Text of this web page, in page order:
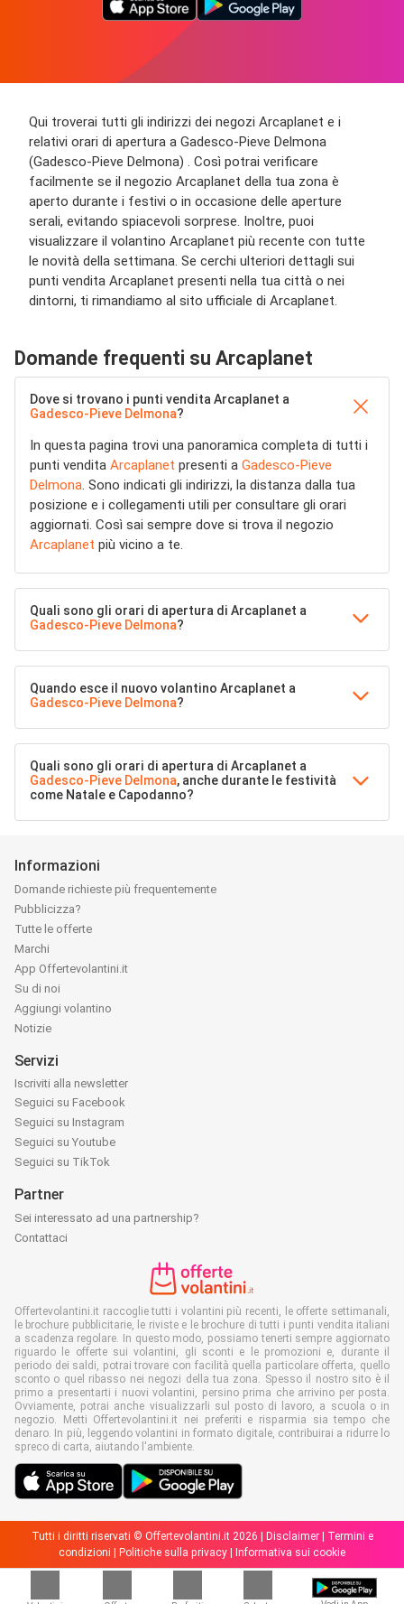
Qui troverai tutti gli indirizzi dei negozi Arcaplanet e i
relativi orari di apertura a Gadesco-Pieve Delmona
(Gadesco-Pieve Delmona) . Così potrai verificare
facilmente se il negozio Arcaplanet della tua zona è
aperto durante i festivi o in occasione delle aperture
serali, evitando spiacevoli sorprese. Inoltre, puoi
visualizzare il volantino Arcaplanet più recente con tutte
le novità della settimana. Se cerchi ulteriori dettagli sui
punti vendita Arcaplanet presenti nella tua città o nei
dintorni, ti rimandiamo al sito ufficiale di Arcaplanet.
Domande frequenti su Arcaplanet
Dove si trovano i punti vendita Arcaplanet a
Gadesco-Pieve Delmona?
In questa pagina trovi una panoramica completa di tutti i
punti vendita Arcaplanet presenti a Gadesco-Pieve
Delmona. Sono indicati gli indirizzi, la distanza dalla tua
posizione e i collegamenti utili per consultare gli orari
aggiornati. Così sai sempre dove si trova il negozio
Arcaplanet più vicino a te.
Quali sono gli orari di apertura di Arcaplanet a
Gadesco-Pieve Delmona?
Quando esce il nuovo volantino Arcaplanet a
Gadesco-Pieve Delmona?
Quali sono gli orari di apertura di Arcaplanet a
Gadesco-Pieve Delmona, anche durante le festività
come Natale e Capodanno?
Informazioni
Domande richieste più frequentemente
Pubblicizza?
Tutte le offerte
Marchi
App Offertevolantini.it
Su di noi
Aggiungi volantino
Notizie
Servizi
Iscriviti alla newsletter
Seguici su Facebook
Seguici su Instagram
Seguici su Youtube
Seguici su TikTok
Partner
Sei interessato ad una partnership?
Contattaci
Offertevolantini.it raccoglie tutti i volantini più recenti, le offerte settimanali,
le brochure pubblicitarie, le riviste e le brochure di tutti i punti vendita italiani
a scadenza regolare. In questo modo, possiamo tenerti sempre aggiornato
riguardo le offerte sui volantini, gli sconti e le promozioni e, durante il
periodo dei saldi, potrai trovare con facilità quella particolare offerta, quello
sconto o quel ribasso nei negozi della tua zona. Spesso il nostro sito è il
primo a presentarti i nuovi volantini, persino prima che arrivino per posta.
Ovviamente, potrai anche visualizzarli sul posto di lavoro, a scuola o in
negozio. Metti Offertevolantini.it nei preferiti e risparmia sia tempo che
denaro. In più, leggendo volantini in formato digitale, contribuirai a ridurre lo
spreco di carta, aiutando l'ambiente.
Tutti i diritti riservati © Offertevolantini.it 2026 | Disclaimer|
Termini e
condizioni
Politiche sulla privacy Informativa sui cookie